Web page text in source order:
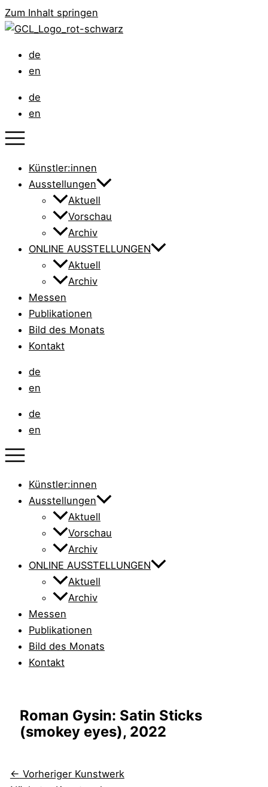
Zum Inhalt springen
de
en
de
en
Künstler:innen
Ausstellungen
Aktuell
Vorschau
Archiv
ONLINE AUSSTELLUNGEN
Aktuell
Archiv
Messen
Publikationen
Bild des Monats
Kontakt
de
en
de
en
Künstler:innen
Ausstellungen
Aktuell
Vorschau
Archiv
ONLINE AUSSTELLUNGEN
Aktuell
Archiv
Messen
Publikationen
Bild des Monats
Kontakt
Roman Gysin: Satin Sticks
(smokey eyes), 2022
← Vorheriger Kunstwerk